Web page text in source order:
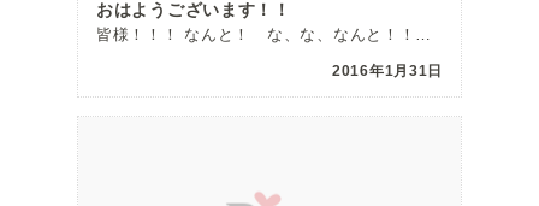
おはようございます！！
2016年1月31日